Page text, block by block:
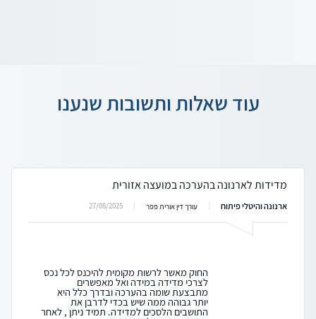
עוד שאלות ותשובות שנענו
מדידות לארנונה בהערכה במועצה אזורית
ארנונה והיטלי פיתוח עורך דין אורית פפר 27/08/2025
החוק מאשר לרשות מקומית להיכנס לכל נכס
לצרכי מדידה במידה ואל מאפשרים
מתבצעת שומה בהערכה ובדרך כלל היא
יותר גבוהה ממה שיש בכדי לדרבן את
התושבים הלסכים למדידה. תמיד ניתן , לאחר